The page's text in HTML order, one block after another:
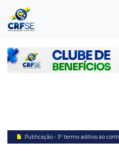
Publicação - 3° termo aditivo ao